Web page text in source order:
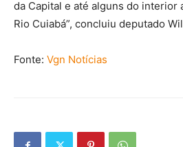
da Capital e até alguns do interior
Rio Cuiabá”, concluiu deputado
Fonte: Vgn Notícias